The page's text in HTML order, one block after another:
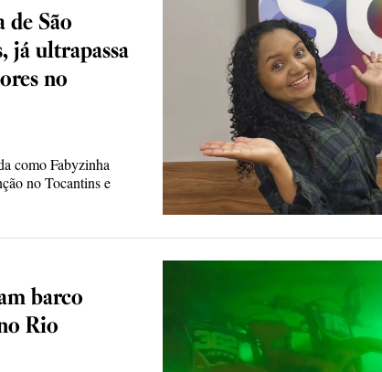
de São
já ultrapassa
no
como Fabyzinha
no Tocantins e
barco
Rio